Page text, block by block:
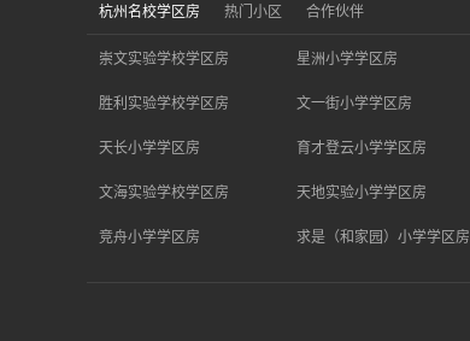
杭州名校学区房 热门小区 合作伙伴
崇文实验学校学区房 星洲小学学区房
胜利实验学校学区房 文一街小学学区房
天长小学学区房 育才登云小学学区房
文海实验学校学区房 天地实验小学学区房
竞舟小学学区房 求是（和家园）小学学区房